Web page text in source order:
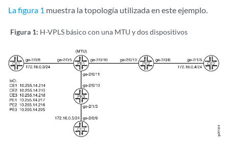
La figura 1 muestra la topología utilizada en este ejemplo.
Figura 1: H-VPLS básico con una MTU y dos dispositivos